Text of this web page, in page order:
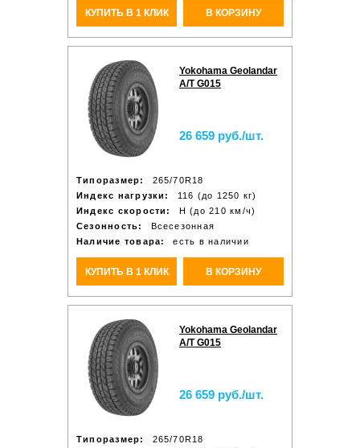
КУПИТЬ В 1 КЛИК В КОРЗИНУ
Yokohama Geolandar
A/T G015
26 659 руб./шт.
Типоразмер:
265/70R18
Индекс нагрузки:
116 (до 1250 кг)
Индекс скорости:
H (до 210 км/ч)
Сезонность:
Всесезонная
Наличие товара:
есть в наличии
КУПИТЬ В 1 КЛИК В КОРЗИНУ
Yokohama Geolandar
A/T G015
26 659 руб./шт.
Типоразмер:
265/70R18